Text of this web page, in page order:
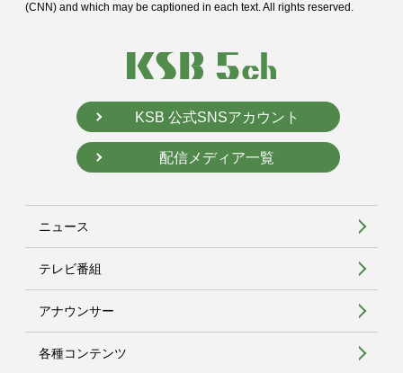
(CNN) and which may be captioned in each text. All rights reserved.
KSB 公式SNSアカウント
配信メディア一覧
ニュース
テレビ番組
アナウンサー
各種コンテンツ